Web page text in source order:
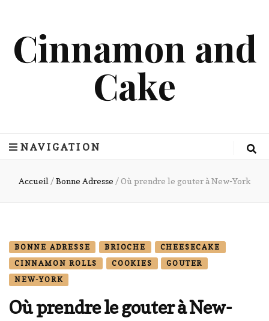
Cinnamon and
Cake
NAVIGATION
Accueil / Bonne Adresse / Où prendre le gouter à New-York
BONNE ADRESSE BRIOCHE
CHEESECAKE
CINNAMON ROLLS
COOKIES
GOUTER
NEW-YORK
Où prendre le gouter à New-